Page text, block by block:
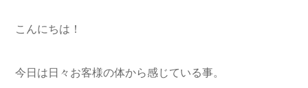
こんにちは！
今日は日々お客様の体から感じている事。